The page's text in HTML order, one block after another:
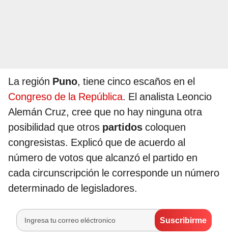
La región Puno, tiene cinco escaños en el
Congreso de la República. El analista Leoncio
Alemán Cruz, cree que no hay ninguna otra
posibilidad que otros partidos coloquen
congresistas. Explicó que de acuerdo al
número de votos que alcanzó el partido en
cada circunscripción le corresponde un número
determinado de legisladores.